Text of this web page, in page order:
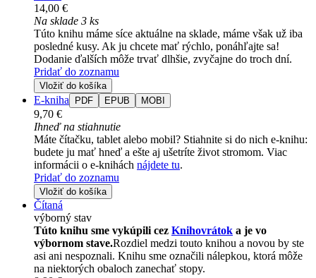
14,00 €
Na sklade 3 ks
Túto knihu máme síce aktuálne na sklade, máme však už iba
posledné kusy. Ak ju chcete mať rýchlo, ponáhľajte sa!
Dodanie ďalších môže trvať dlhšie, zvyčajne do troch dní.
Pridať do zoznamu
Vložiť do košíka
E-kniha PDF EPUB MOBI
9,70 €
Ihneď na stiahnutie
Máte čítačku, tablet alebo mobil? Stiahnite si do nich e-knihu:
budete ju mať hneď a ešte aj ušetríte život stromom. Viac
informácii o e-knihách nájdete tu.
Pridať do zoznamu
Vložiť do košíka
Čítaná
výborný stav
Túto knihu sme vykúpili cez Knihovrátok a je vo
výbornom stave.Rozdiel medzi touto knihou a novou by ste
asi ani nespoznali. Knihu sme označili nálepkou, ktorá môže
na niektorých obaloch zanechať stopy.